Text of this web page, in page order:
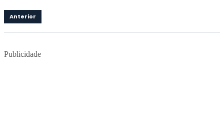
Anterior
Publicidade